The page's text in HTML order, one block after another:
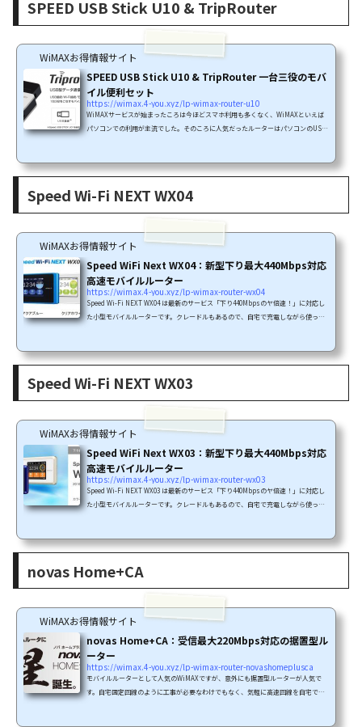
強くしたりと、モバイルルーターとは違った工夫がされていて、据置型...
SPEED USB Stick U10 & TripRouter
WiMAXお得情報サイト
SPEED USB Stick U10 & TripRouter 一台三役のモバ
イル便利セット
https://wimax.4-you.xyz/lp-wimax-router-u10
WiMAXサービスが始まったころは今ほどスマホ利用も多くなく、WiMAXといえば
パソコンでの利用が主流でした。そのころに人気だったルーターはパソコンのUSB
ー全盛の今、唯一のスティック型ルーターが「Speed USB Stic U10」です。目玉は
0」とモバイル向けドック製品「TripRouter」を使うことで、一台三...
Speed Wi-Fi NEXT WX04
WiMAXお得情報サイト
Speed WiFi Next WX04：新型下り最大440Mbps対応
高速モバイルルーター
https://wimax.4-you.xyz/lp-wimax-router-wx04
Speed Wi-Fi NEXT WX04 は最新のサービス「下り440Mbpsのヤ倍速！」に対応し
た小型モバイルルーターです。クレードルもあるので、自宅で充電しながら使った
エリア」です。Speed Wi-Fi NEXT WX04は「4×4MIMO およびCA(キャリアアグリ
*1)東名阪エリア中心に440Mbps高速通信を利用可能・エリアの説明はこちら...
Speed Wi-Fi NEXT WX03
WiMAXお得情報サイト
Speed WiFi Next WX03：新型下り最大440Mbps対応
高速モバイルルーター
https://wimax.4-you.xyz/lp-wimax-router-wx03
Speed Wi-Fi NEXT WX03 は最新のサービス「下り440Mbpsのヤ倍速！」に対応し
た小型モバイルルーターです。クレードルもあるので、自宅で充電しながら使った
エリア」です。Speed Wi-Fi NEXT WX03は「4×4MIMO およびCA(キャリアアグリ
*1)東名阪エリア中心に440Mbps高速通信を利用可能・エリアの説明はこちら...
novas Home+CA
WiMAXお得情報サイト
novas Home+CA：受信最大220Mbps対応の据置型ル
ーター
https://wimax.4-you.xyz/lp-wimax-router-novashomeplusca
モバイルルーターとして人気のWiMAXですが、意外にも据置型ルーターが人気で
す。自宅固定回線のように工事が必要なわけでもなく、気軽に高速回線を自宅で利